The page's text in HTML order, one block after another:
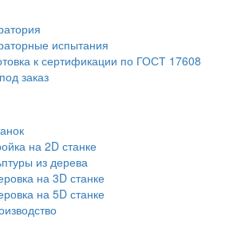
испытания
к сертификации по ГОСТ 17608
заказ
на 2D станке
из дерева
на 3D станке
на 5D станке